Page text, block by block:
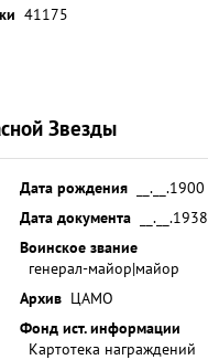
41175
Звезды
Дата рождения
__.__.1900
Дата документа
__.__.1938
Воинское звание
генерал-майор|майор
Архив ЦАМО
Фонд ист. информации
Картотека награждений